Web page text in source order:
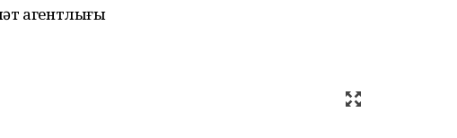
агентлығы